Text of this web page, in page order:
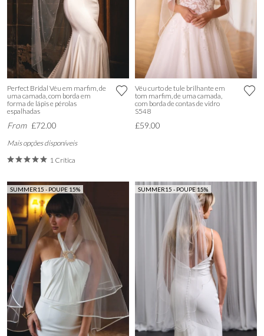
Perfect Bridal Véu em marfim, de
uma camada, com borda em
forma de lápis e pérolas
espalhadas
From £72.00
Mais opções disponíveis
1 Crítica
Véu curto de tule brilhante em
tom marfim, de uma camada,
com borda de contas de vidro
S548
£59.00
SUMMER15 - POUPE 15% SUMMER15 - POUPE 15%